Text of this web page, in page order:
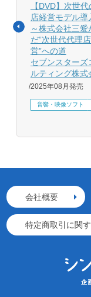
【DVD】次世
店経営モデル導
～株式会社三愛
だ”次世代代理
営”への道
セブンスターズ
ルティング株式
2025年08月発売
音響・映像ソフト
会社概要
特定商取引に関